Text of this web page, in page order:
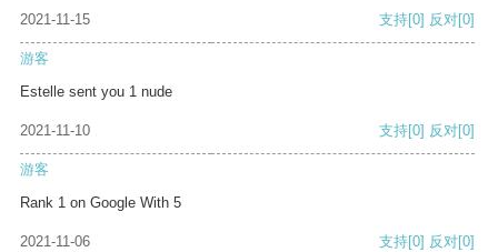
2021-11-15 支持[0] 反对[0]
游客
Estelle sent you 1 nude
2021-11-10 支持[0] 反对[0]
游客
Rank 1 on Google With 5
2021-11-06 支持[0] 反对[0]